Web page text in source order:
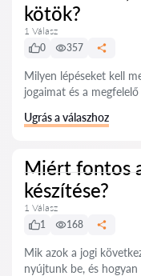
kötök?
1 Válasz
0
357
Milyen lépéseket kell
jogaimat és a
Ugrás a válaszhoz
Miért fontos
készítése?
1 Válasz
1
168
Mik azok a jogi
nyújtunk be, és